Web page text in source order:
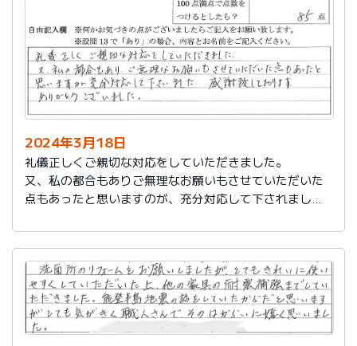
2024年3月18日
礼儀正しくご親切な対応をしていただきました。
又、私の都合もありご無理なお願いもさせていただいた
点もあったと思いますのが、充分対応して下されまし
ありがとうございました。